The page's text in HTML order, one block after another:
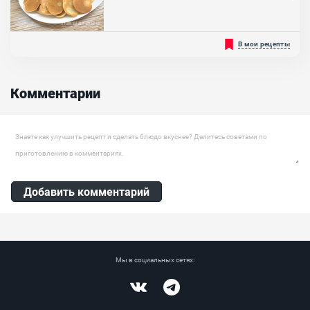
Ингредиенты:
Яйцо куриное, Картофель, Лук репчатый, Мука пшеничная,
Вкусные, румяные оладушки любят и готовят практически в
каждой семье. Это привычное и знакомое многим с детства
больший интерес и аппетит у детей. А если смешать их...
В мои рецепты
Комментарии
Оставить комментарий
Добавить комментарий
Мы в социальных сетях: